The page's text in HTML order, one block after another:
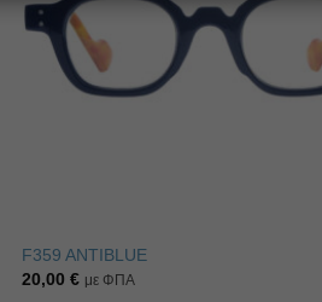
F359 ANTIBLUE
20,00 € με ΦΠΑ